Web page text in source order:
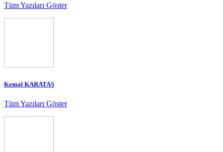
Tüm Yazıları Göster
Kemal KARATAŞ
Tüm Yazıları Göster